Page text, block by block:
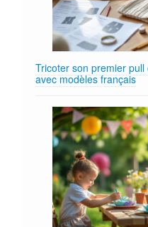
Tricoter son premier
avec modèles français